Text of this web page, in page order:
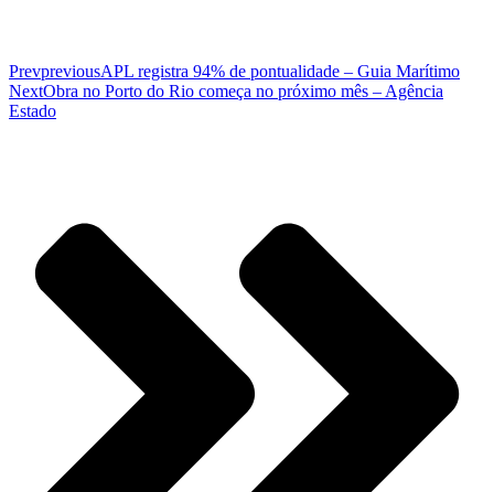
PrevpreviousAPL registra 94% de pontualidade – Guia Marítimo
NextObra no Porto do Rio começa no próximo mês – Agência
Estado